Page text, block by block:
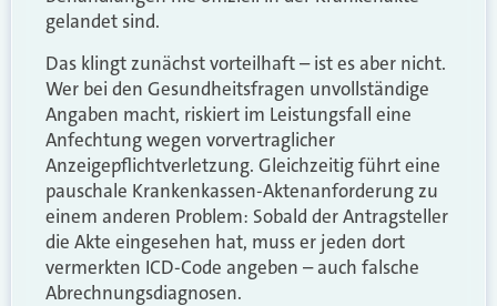
gelandet sind.
Das klingt zunächst vorteilhaft – ist es aber nicht.
Wer bei den Gesundheitsfragen unvollständige
Angaben macht, riskiert im Leistungsfall eine
Anfechtung wegen vorvertraglicher
Anzeigepflichtverletzung. Gleichzeitig führt eine
pauschale Krankenkassen-Aktenanforderung zu
einem anderen Problem: Sobald der Antragsteller
die Akte eingesehen hat, muss er jeden dort
vermerkten ICD-Code angeben – auch falsche
Abrechnungsdiagnosen.